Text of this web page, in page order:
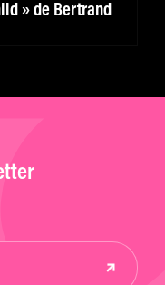
» de Bertrand